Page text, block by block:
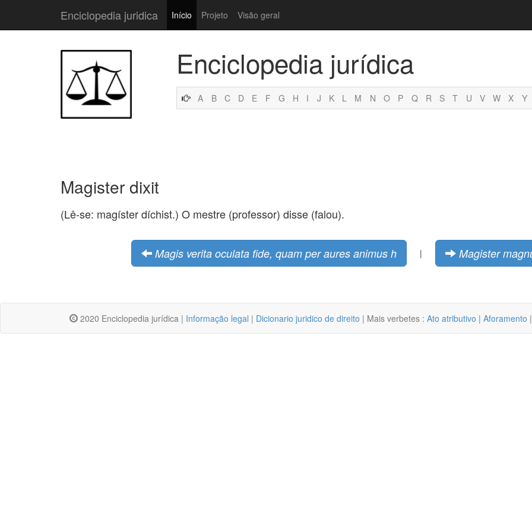
Enciclopedia juridica Início Projeto Visão geral
Enciclopedia jurídica
A B C D E F G H I J K L M N O P Q R S T U V W X Y
Magister dixit
(Lê-se: magíster díchist.) O mestre (professor) disse (falou).
Magis verita oculata fide, quam per aures animus h | Magister
2020 Enciclopedia jurídica | Informação legal | Dicionario juridico de direito | Mais verbetes : Ato atributivo | Aforamento |